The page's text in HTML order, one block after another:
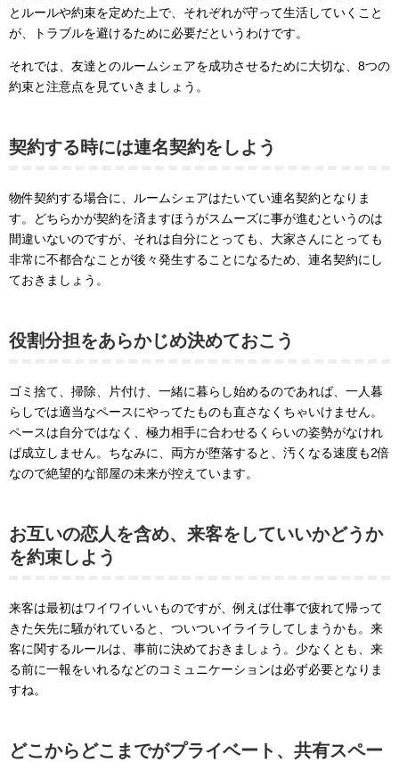
とルールや約束を定めた上で、それぞれが守って生活していくこと
が、トラブルを避けるために必要だというわけです。
それでは、友達とのルームシェアを成功させるために大切な、8つの
約束と注意点を見ていきましょう。
契約する時には連名契約をしよう
物件契約する場合に、ルームシェアはたいてい連名契約となりま
す。どちらかが契約を済ますほうがスムーズに事が進むというのは
間違いないのですが、それは自分にとっても、大家さんにとっても
非常に不都合なことが後々発生することになるため、連名契約にし
ておきましょう。
役割分担をあらかじめ決めておこう
ゴミ捨て、掃除、片付け、一緒に暮らし始めるのであれば、一人暮
らしでは適当なペースにやってたものも直さなくちゃいけません。
ペースは自分ではなく、極力相手に合わせるくらいの姿勢がなけれ
ば成立しません。ちなみに、両方が堕落すると、汚くなる速度も2倍
なので絶望的な部屋の未来が控えています。
お互いの恋人を含め、来客をしていいかどうか
を約束しよう
来客は最初はワイワイいいものですが、例えば仕事で疲れて帰って
きた矢先に騒がれていると、ついついイライラしてしまうかも。来
客に関するルールは、事前に決めておきましょう。少なくとも、来
る前に一報をいれるなどのコミュニケーションは必ず必要となりま
すね。
どこからどこまでがプライベート、共有スペー